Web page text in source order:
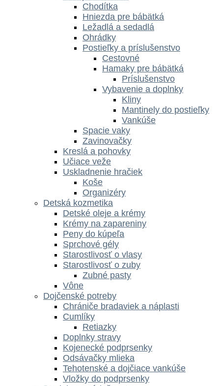
Chodítka
Hniezda pre bábätká
Ležadlá a sedadlá
Ohrádky
Postieľky a príslušenstvo
Cestovné
Hamaky pre bábätká
Príslušenstvo
Vybavenie a doplnky
Kliny
Mantinely do postieľky
Vankúše
Spacie vaky
Zavinovačky
Kreslá a pohovky
Učiace veže
Uskladnenie hračiek
Koše
Organizéry
Detská kozmetika
Detské oleje a krémy
Krémy na zapareniny
Peny do kúpeľa
Sprchové gély
Starostlivosť o vlasy
Starostlivosť o zuby
Zubné pasty
Vône
Dojčenské potreby
Chrániče bradaviek a náplasti
Cumlíky
Retiazky
Doplnky stravy
Kojenecké podprsenky
Odsávačky mlieka
Tehotenské a dojčiace vankúše
Vložky do podprsenky